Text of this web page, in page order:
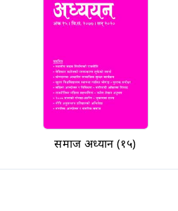
समाज अध्यान (१५)